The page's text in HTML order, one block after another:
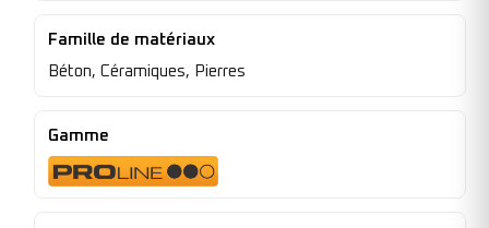
Famille de matériaux
Béton, Céramiques, Pierres
Gamme